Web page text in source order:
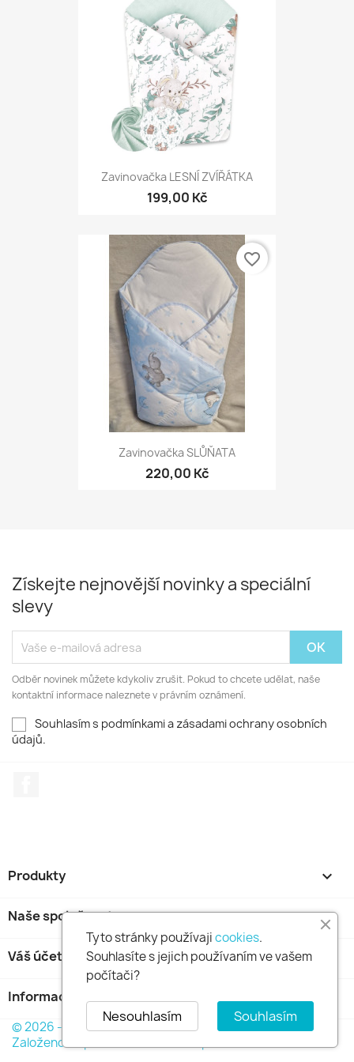
Zavinovačka LESNÍ ZVÍŘÁTKA
199,00 Kč
Zavinovačka SLŮŇATA
220,00 Kč
favorite_border
Získejte nejnovější novinky a speciální
slevy
Odběr novinek můžete kdykoliv zrušit. Pokud to chcete udělat, naše
kontaktní informace naleznete v právním oznámení.
Souhlasím s podmínkami a zásadami ochrany osobních
údajů.
Produkty 
Naše společnost 
Váš účet
Informace o obchodu
© 2026 - GOLDFINCH s.r.o. Všechna práva vyhrazena.
Založeno na platformě PrestaShop™
Tyto stránky používajicookies.
Souhlasíte s jejich používaním ve vašem
počítači?
Souhlasím
Nesouhlasím